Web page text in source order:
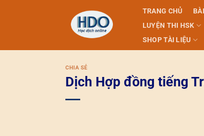
TRANG CHỦ
LUYỆN THI HSK
SHOP TÀI LIỆU
CHIA SẺ
Dịch Hợp đồng tiếng